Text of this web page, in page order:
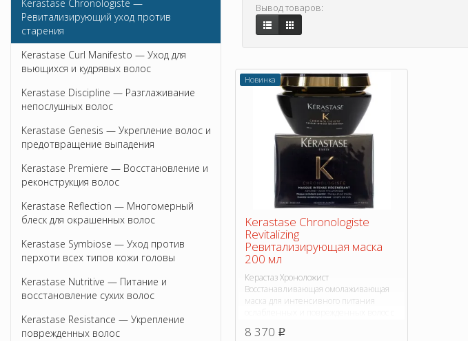
Kerastase Chronologiste —
Ревитализирующий уход против
старения
Kerastase Curl Manifesto — Уход для
вьющихся и кудрявых волос
Kerastase Discipline — Разглаживание
непослушных волос
Kerastase Genesis — Укрепление волос и
предотвращение выпадения
Kerastase Premiere — Восстановление и
реконструкция волос
Kerastase Reflection — Многомерный
блеск для окрашенных волос
Kerastase Symbiose — Уход против
перхоти всех типов кожи головы
Kerastase Nutritive — Питание и
восстановление сухих волос
Kerastase Resistance — Укрепление
поврежденных волос
Вывод товаров:
Новинка
Kerastase Chronologiste
Revitalizing
Ревитализирующая маска
200 мл
Керастаз Хроноложист
Восстанавливающая омолаживающая
маска для интенсивного питания
8 370 p